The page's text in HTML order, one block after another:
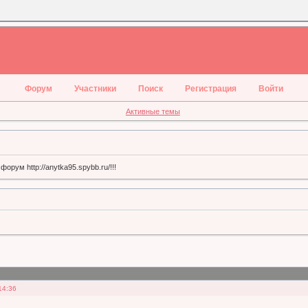
Форум Участники Поиск Регистрация Войти
Активные темы
форум http://anytka95.spybb.ru/!!!